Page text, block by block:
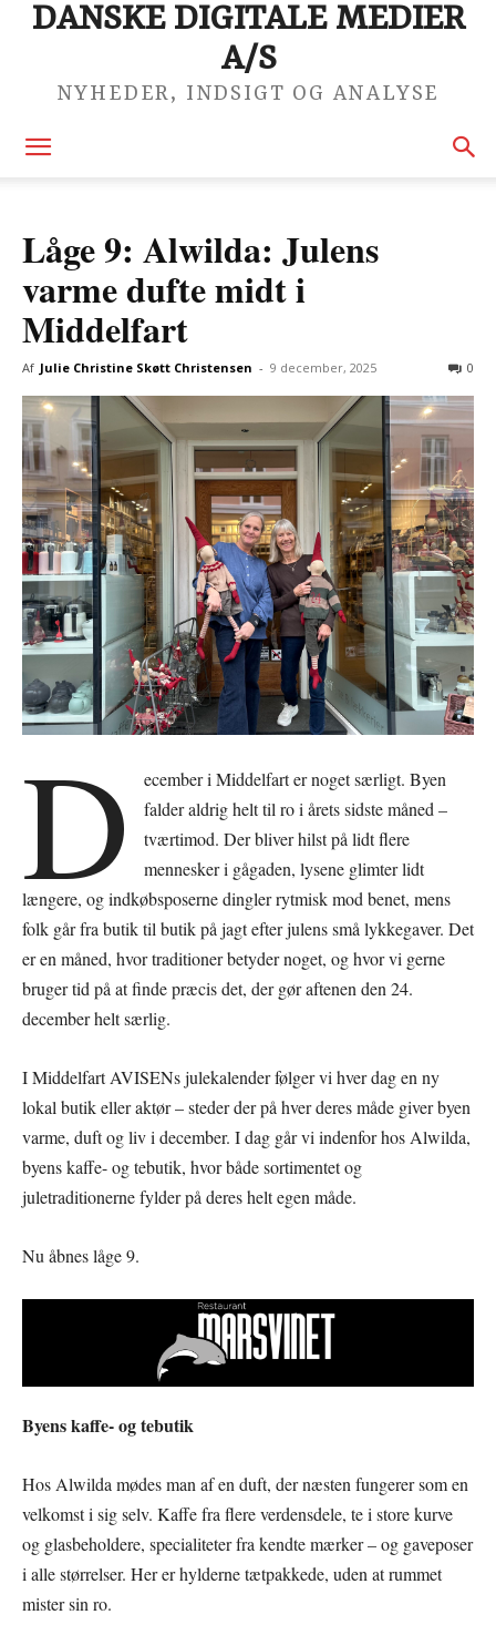
DANSKE DIGITALE MEDIER
A/S
NYHEDER, INDSIGT OG ANALYSE
Låge 9: Alwilda: Julens
varme dufte midt i
Middelfart
Af Julie Christine Skøtt Christensen - 9 december, 2025 0
D
ecember i Middelfart er noget særligt. Byen
falder aldrig helt til ro i årets sidste måned –
tværtimod. Der bliver hilst på lidt flere
mennesker i gågaden, lysene glimter lidt
længere, og indkøbsposerne dingler rytmisk mod benet, mens
folk går fra butik til butik på jagt efter julens små lykkegaver. Det
er en måned, hvor traditioner betyder noget, og hvor vi gerne
bruger tid på at finde præcis det, der gør aftenen den 24.
december helt særlig.
I Middelfart AVISENs julekalender følger vi hver dag en ny
lokal butik eller aktør – steder der på hver deres måde giver byen
varme, duft og liv i december. I dag går vi indenfor hos Alwilda,
byens kaffe- og tebutik, hvor både sortimentet og
juletraditionerne fylder på deres helt egen måde.
Nu åbnes låge 9.
Byens kaffe- og tebutik
Hos Alwilda mødes man af en duft, der næsten fungerer som en
velkomst i sig selv. Kaffe fra flere verdensdele, te i store kurve
og glasbeholdere, specialiteter fra kendte mærker – og gaveposer
i alle størrelser. Her er hylderne tætpakkede, uden at rummet
mister sin ro.